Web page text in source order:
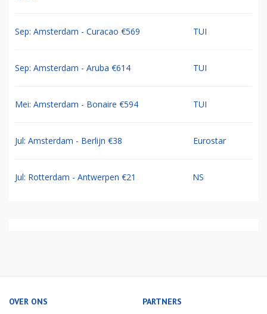
Sep: Amsterdam - Curacao €569 TUI
Sep: Amsterdam - Aruba €614 TUI
Mei: Amsterdam - Bonaire €594 TUI
Jul: Amsterdam - Berlijn €38 Eurostar
Jul: Rotterdam - Antwerpen €21 NS
OVER ONS PARTNERS